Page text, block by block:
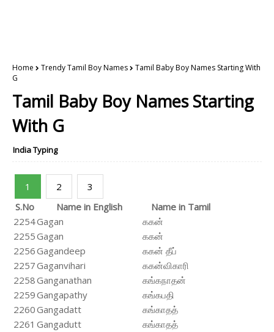
Home Trendy Tamil Boy Names
Tamil Baby Boy Names Starting With
G
Tamil Baby Boy Names Starting
With G
India Typing
1 2
3
S.No
Name in English
Name in Tamil
2254Gagan
ககன்
2255Gagan
ககன்
2256Gagandeep
ககன் தீப்
2257Gaganvihari
ககன்விகாரி
2258Ganganathan
கங்கநாதன்
2259Gangapathy
கங்கபதி
2260Gangadatt
கங்காதத்
2261 Gangadutt
கங்காதத்